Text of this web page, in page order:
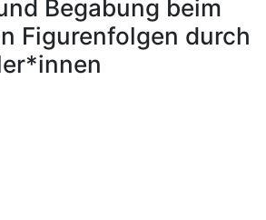
Begabung beim
Figurenfolgen durch